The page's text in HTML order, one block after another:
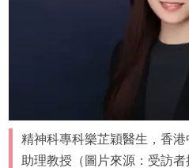
精神科專科樂芷穎醫生，香
助理教授（圖片來源：受訪者